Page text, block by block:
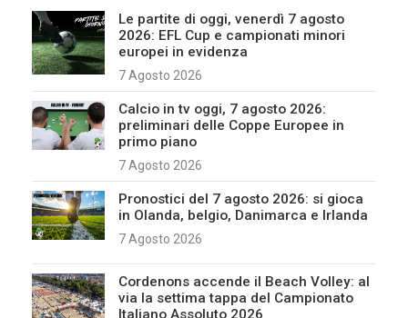
Le partite di oggi, venerdì 7 agosto
2026: EFL Cup e campionati minori
europei in evidenza
7 Agosto 2026
Calcio in tv oggi, 7 agosto 2026:
preliminari delle Coppe Europee in
primo piano
7 Agosto 2026
Pronostici del 7 agosto 2026: si gioca
in Olanda, belgio, Danimarca e Irlanda
7 Agosto 2026
Cordenons accende il Beach Volley: al
via la settima tappa del Campionato